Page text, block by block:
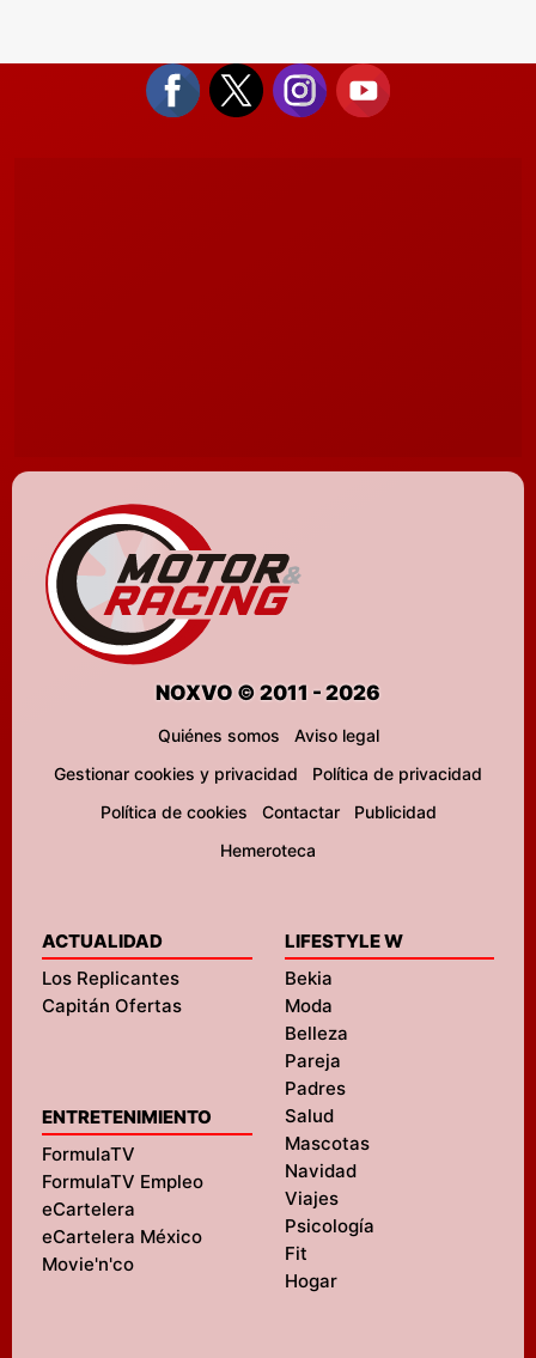
NOXVO © 2011 - 2026
Quiénes somos
Aviso legal
Gestionar cookies y privacidad
Política de privacidad
Política de cookies
Contactar
Publicidad
Hemeroteca
ACTUALIDAD
Los Replicantes
Capitán Ofertas
ENTRETENIMIENTO
FormulaTV
FormulaTV Empleo
eCartelera
eCartelera México
Movie'n'co
LIFESTYLE W
Bekia
Moda
Belleza
Pareja
Padres
Salud
Mascotas
Navidad
Viajes
Psicología
Fit
Hogar